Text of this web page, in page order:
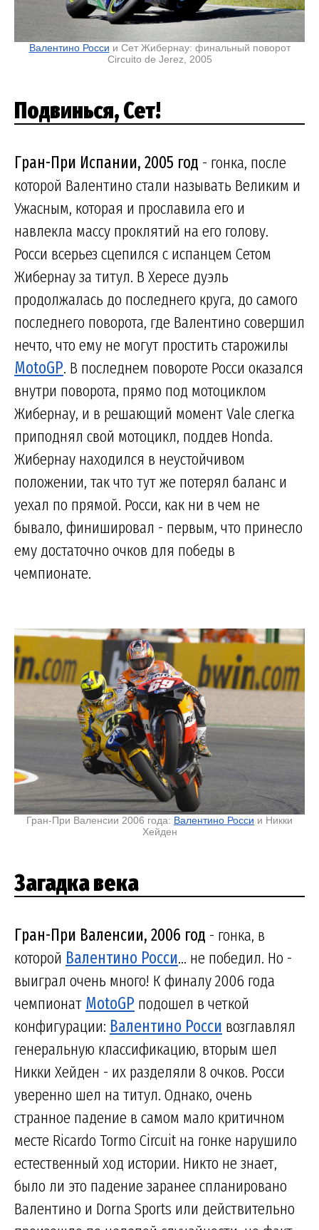
Валентино Росси и Сет Жибернау: финальный поворот
Circuito de Jerez, 2005
Подвинься, Сет!
Гран-При Испании, 2005 год - гонка, после
которой Валентино стали называть Великим и
Ужасным, которая и прославила его и
навлекла массу проклятий на его голову.
Росси всерьез сцепился с испанцем Сетом
Жибернау за титул. В Хересе дуэль
продолжалась до последнего круга, до самого
последнего поворота, где Валентино совершил
нечто, что ему не могут простить старожилы
MotoGP. В последнем повороте Росси оказался
внутри поворота, прямо под мотоциклом
Жибернау, и в решающий момент Vale слегка
приподнял свой мотоцикл, поддев Honda.
Жибернау находился в неустойчивом
положении, так что тут же потерял баланс и
уехал по прямой. Росси, как ни в чем не
бывало, финишировал - первым, что принесло
ему достаточно очков для победы в
чемпионате.
Гран-При Валенсии 2006 года: Валентино Росси и Никки
Хейден
Загадка века
Гран-При Валенсии, 2006 год - гонка, в
которой Валентино Росси... не победил. Но -
выиграл очень много! К финалу 2006 года
чемпионат MotoGP подошел в четкой
конфигурации: Валентино Росси возглавлял
генеральную классификацию, вторым шел
Никки Хейден - их разделяли 8 очков. Росси
уверенно шел на титул. Однако, очень
странное падение в самом мало критичном
месте Ricardo Tormo Circuit на гонке нарушило
естественный ход истории. Никто не знает,
было ли это падение заранее спланировано
Валентино и Dorna Sports или действительно